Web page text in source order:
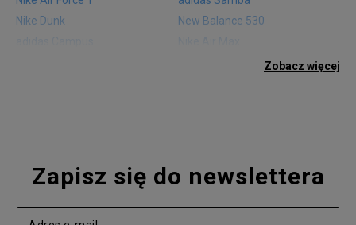
Nike Dunk
New Balance 530
Air Jordan 1
New Balance 327
adidas Handball Spezial
Birkenstock Arizona
Nike Air Max 270
New Balance CT302
Zobacz więcej
Zapisz się do newslettera